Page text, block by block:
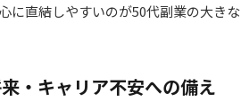
に直結しやすいのが50代副業の大きな
・キャリア不安への備え